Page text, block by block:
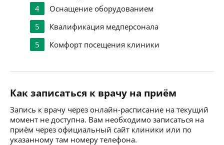
4
Оснащение оборудованием
5
Квалификация медперсонала
5
Комфорт посещения клиники
Как записаться к врачу на приём
Запись к врачу через онлайн-расписание на текущий
момент не доступна. Вам необходимо записаться на
приём через официальный сайт клиники или по
указанному там номеру телефона.